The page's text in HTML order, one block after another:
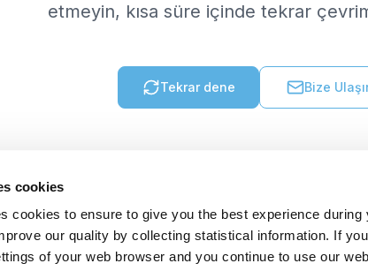
cookies
cookies to ensure to give you the best experience during
our quality by collecting statistical information. If
of your web browser and you continue to use our
etmeyin, kısa süre içinde tekrar
Tekrar dene Bize